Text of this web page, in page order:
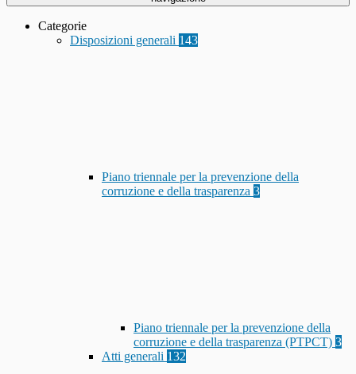
Categorie
Disposizioni generali 143
Piano triennale per la prevenzione della
corruzione e della trasparenza 3
Piano triennale per la prevenzione della
corruzione e della trasparenza (PTPCT) 3
Atti generali 132